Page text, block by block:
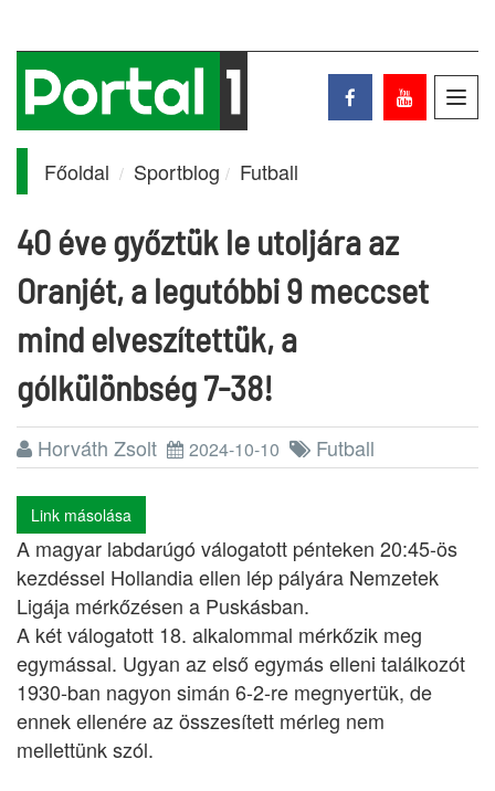
Főoldal Sportblog Futball
40 éve győztük le utoljára az
Oranjét, a legutóbbi 9 meccset
mind elveszítettük, a
gólkülönbség 7-38!
Horváth Zsolt 2024-10-10 Futball
Link másolása
A magyar labdarúgó válogatott pénteken 20:45-ös
kezdéssel Hollandia ellen lép pályára Nemzetek
Ligája mérkőzésen a Puskásban.
A két válogatott 18. alkalommal mérkőzik meg
egymással. Ugyan az első egymás elleni találkozót
1930-ban nagyon simán 6-2-re megnyertük, de
ennek ellenére az összesített mérleg nem
mellettünk szól.